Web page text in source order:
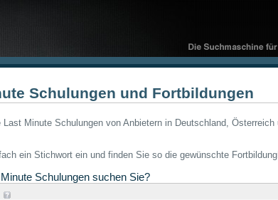
Schulungen und Fortbildungen
Last Minute Schulungen von Anbietern in Deutschland, Österreich
ein Stichwort ein und finden Sie so die gewünschte
Minute Schulungen suchen Sie?